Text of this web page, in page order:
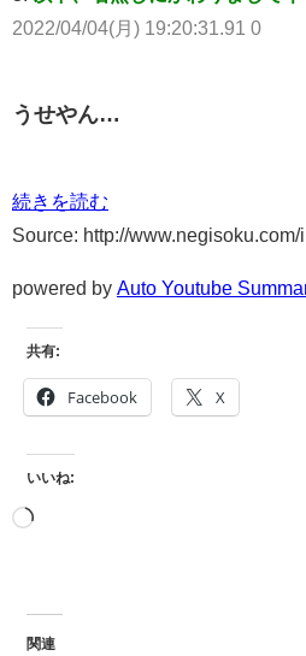
2022/04/04(月) 19:20:31.91 0
うせやん…
続きを読む
Source: http://www.negisoku.com/
powered by Auto Youtube
共有:
Facebook X
いいね:
関連